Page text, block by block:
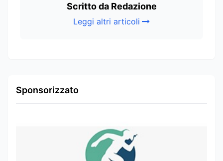
Scritto da Redazione
Leggi altri articoli
Sponsorizzato